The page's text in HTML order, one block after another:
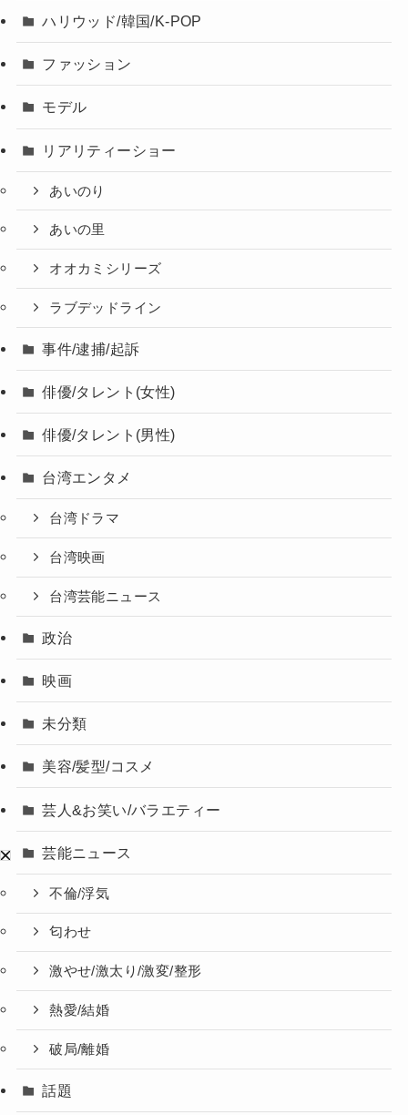
ハリウッド/韓国/K-POP
ファッション
モデル
リアリティーショー
あいのり
あいの里
オオカミシリーズ
ラブデッドライン
事件/逮捕/起訴
俳優/タレント(女性)
俳優/タレント(男性)
台湾エンタメ
台湾ドラマ
台湾映画
台湾芸能ニュース
政治
映画
未分類
美容/髪型/コスメ
芸人&お笑い/バラエティー
芸能ニュース
不倫/浮気
匂わせ
激やせ/激太り/激変/整形
熱愛/結婚
破局/離婚
話題